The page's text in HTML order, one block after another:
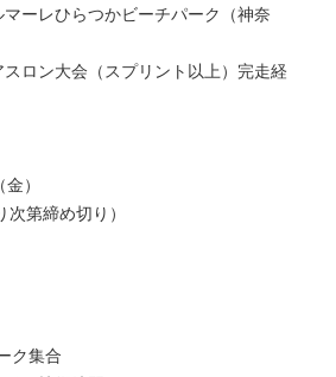
レひらつかビーチパーク（神奈
ロン大会（スプリント以上）完走経
）
第締め切り）
ク集合